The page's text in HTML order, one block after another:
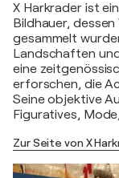
X Harkrader ist
Bildhauer,
gesammelt
Landschaften
eine
erforschen, die
Seine objektive
Figuratives,
Zur Seite von X